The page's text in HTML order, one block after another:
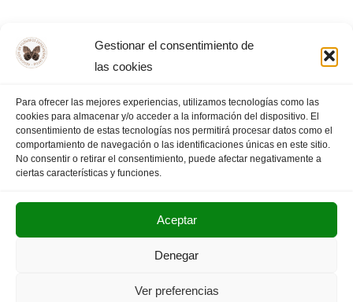
Gestionar el consentimiento de
las cookies
Para ofrecer las mejores experiencias, utilizamos tecnologías como las
cookies para almacenar y/o acceder a la información del dispositivo. El
consentimiento de estas tecnologías nos permitirá procesar datos como el
comportamiento de navegación o las identificaciones únicas en este sitio.
No consentir o retirar el consentimiento, puede afectar negativamente a
ciertas características y funciones.
Aceptar
Denegar
Ver preferencias
« PÁGINA
ANTERIOR
1 … 3 4 5
6 7
PÁGINA
SIGUIENTE »
POLITICA DE PRIVACIDAD
AVISO LEGAL